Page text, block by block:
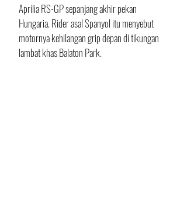
Aprilia RS-GP sepanjang akhir pekan
Hungaria. Rider asal Spanyol itu menyebut
motornya kehilangan grip depan di tikungan
lambat khas Balaton Park.